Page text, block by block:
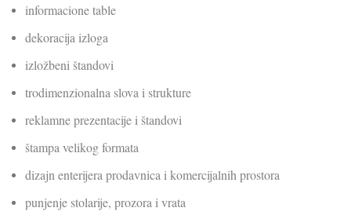
informacione table
dekoracija izloga
izložbeni štandovi
trodimenzionalna slova i strukture
reklamne prezentacije i štandovi
štampa velikog formata
dizajn enterijera prodavnica i komercijalnih prostora
punjenje stolarije, prozora i vrata